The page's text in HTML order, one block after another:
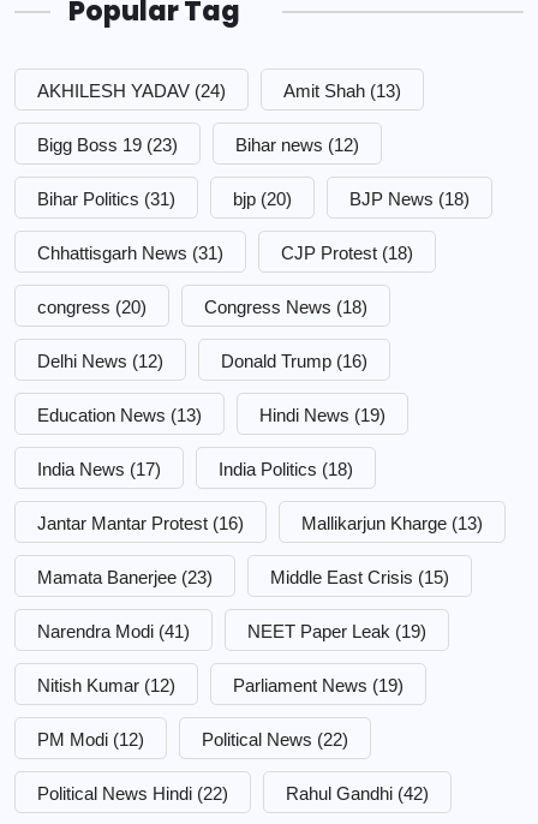
Popular Tag
AKHILESH YADAV (24) Amit Shah (13)
Bigg Boss 19 (23) Bihar news (12)
Bihar Politics (31) bjp (20) BJP News (18)
Chhattisgarh News (31) CJP Protest (18)
congress (20) Congress News (18)
Delhi News (12) Donald Trump (16)
Education News (13) Hindi News (19)
India News (17) India Politics (18)
Jantar Mantar Protest (16) Mallikarjun Kharge (13)
Mamata Banerjee (23) Middle East Crisis (15)
Narendra Modi (41) NEET Paper Leak (19)
Nitish Kumar (12) Parliament News (19)
PM Modi (12) Political News (22)
Political News Hindi (22) Rahul Gandhi (42)